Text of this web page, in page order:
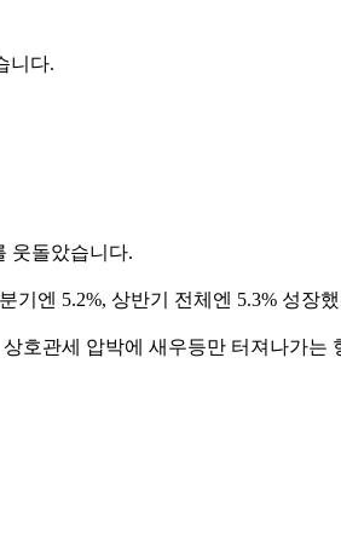
니다.
웃돌았습니다.
기엔 5.2%, 상반기 전체엔 5.3% 성장
호관세 압박에 새우등만 터져나가는